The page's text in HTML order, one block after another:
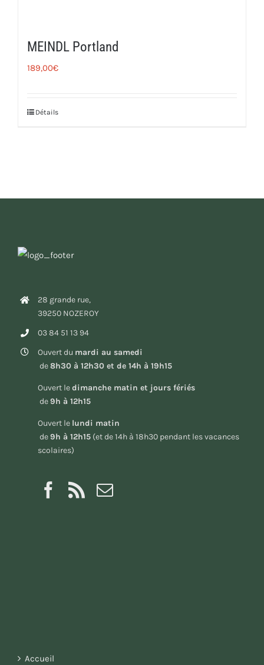
MEINDL Portland
189,00€
Détails
28 grande rue,
39250 NOZEROY
03 84 51 13 94
Ouvert du mardi au samedi
de8h30 à 12h30 et de 14h à 19h15
Ouvert ledimanche matin et jours fériés
de9h à 12h15
Ouvert le lundi matin
de9h à 12h15(et de 14h à 18h30 pendant les vacances
scolaires)
Accueil